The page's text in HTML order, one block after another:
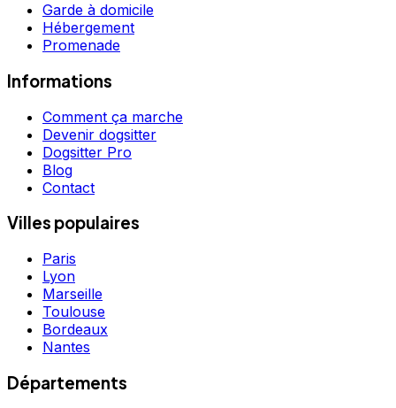
Garde à domicile
Hébergement
Promenade
Informations
Comment ça marche
Devenir dogsitter
Dogsitter Pro
Blog
Contact
Villes populaires
Paris
Lyon
Marseille
Toulouse
Bordeaux
Nantes
Départements